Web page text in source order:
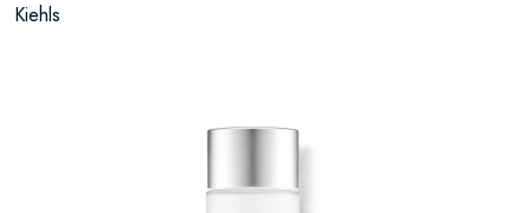
Kiehls